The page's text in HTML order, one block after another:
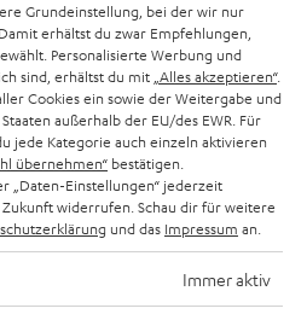
Grundeinstellung, bei der wir nur
erhältst du zwar Empfehlungen,
Personalisierte Werbung und
sind, erhältst du mit „Alles akzeptieren“.
Cookies ein sowie der Weitergabe und
außerhalb der EU/des EWR. Für
jede Kategorie auch einzeln aktivieren
übernehmen“ bestätigen.
„Daten-Einstellungen“ jederzeit
widerrufen. Schau dir für weitere
und das Impressum an.
Immer aktiv